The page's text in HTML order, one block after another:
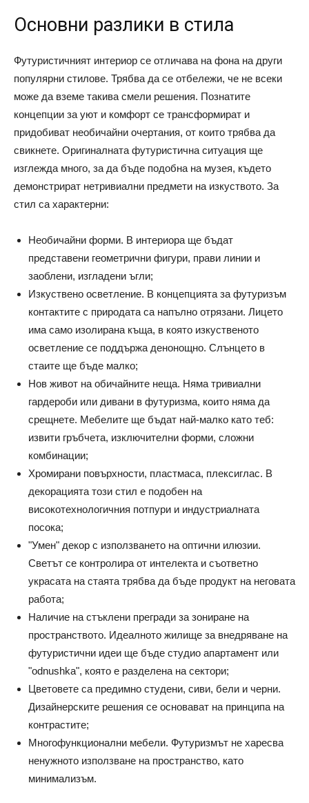
Основни разлики в стила
Футуристичният интериор се отличава на фона на други
популярни стилове. Трябва да се отбележи, че не всеки
може да вземе такива смели решения. Познатите
концепции за уют и комфорт се трансформират и
придобиват необичайни очертания, от които трябва да
свикнете. Оригиналната футуристична ситуация ще
изглежда много, за да бъде подобна на музея, където
демонстрират нетривиални предмети на изкуството. За
стил са характерни:
Необичайни форми. В интериора ще бъдат
представени геометрични фигури, прави линии и
заоблени, изгладени ъгли;
Изкуствено осветление. В концепцията за футуризъм
контактите с природата са напълно отрязани. Лицето
има само изолирана къща, в която изкуственото
осветление се поддържа денонощно. Слънцето в
стаите ще бъде малко;
Нов живот на обичайните неща. Няма тривиални
гардероби или дивани в футуризма, които няма да
срещнете. Мебелите ще бъдат най-малко като теб:
извити гръбчета, изключителни форми, сложни
комбинации;
Хромирани повърхности, пластмаса, плексиглас. В
декорацията този стил е подобен на
високотехнологичния потпури и индустриалната
посока;
"Умен" декор с използването на оптични илюзии.
Светът се контролира от интелекта и съответно
украсата на стаята трябва да бъде продукт на неговата
работа;
Наличие на стъклени прегради за зониране на
пространството. Идеалното жилище за внедряване на
футуристични идеи ще бъде студио апартамент или
"odnushka", която е разделена на сектори;
Цветовете са предимно студени, сиви, бели и черни.
Дизайнерските решения се основават на принципа на
контрастите;
Многофункционални мебели. Футуризмът не харесва
ненужното използване на пространство, като
минимализъм.